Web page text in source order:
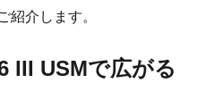
紹介します。
III USMで広がる